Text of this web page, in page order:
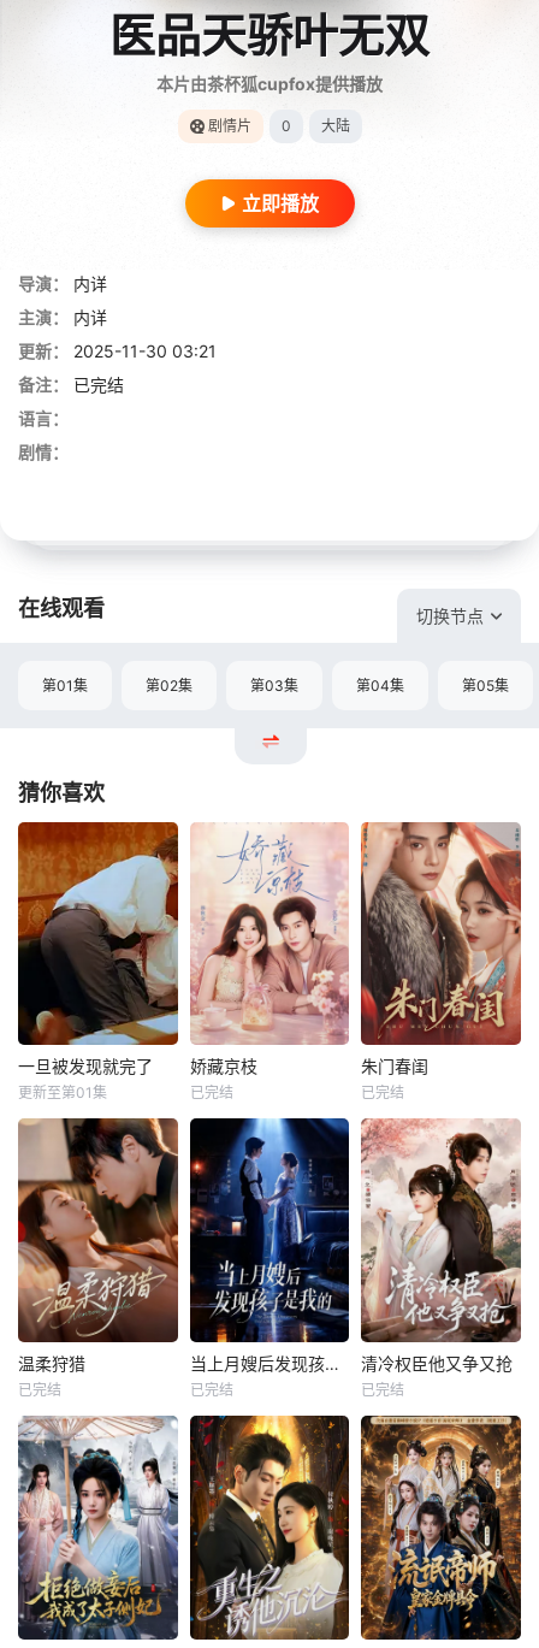
医品天骄叶无双
本片由茶杯狐cupfox提供播放
剧情片 0 大陆
立即播放
导演：
内详
主演：
内详
更新：
2025-11-30 03:21
备注：
已完结
语言：
剧情：
在线观看 切换节点
第01集 第02集 第03集 第04集 第05集
猜你喜欢
一旦被发现就完了
更新至第01集
娇藏京枝
已完结
朱门春闺
已完结
温柔狩猎
已完结
当上月嫂后发现孩子是我的
已完结
清冷权臣他又争又抢
已完结